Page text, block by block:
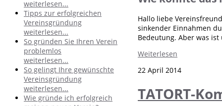
weiterlesen...
Tipps zur erfolgreichen
Vereinsgründung
weiterlesen...
So gründen Sie Ihren Verein
problemlos
weiterlesen...
So gelingt Ihre gewünschte
Vereinsgründung
weiterlesen...
Wie gründe ich erfolgreich
Hallo liebe
sinkender Einnahmen
Bedeutung. Aber was
Weiterlesen
22 April 2014
TATORT-